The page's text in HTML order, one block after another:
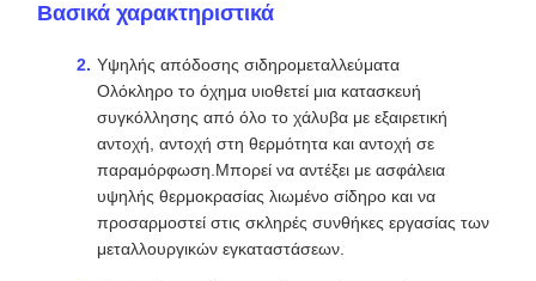
Βασικά χαρακτηριστικά
Υψηλής απόδοσης σιδηρομεταλλεύματα
Ολόκληρο το όχημα υιοθετεί μια κατασκευή
συγκόλλησης από όλο το χάλυβα με εξαιρετική
αντοχή, αντοχή στη θερμότητα και αντοχή σε
παραμόρφωση.Μπορεί να αντέξει με ασφάλεια
υψηλής θερμοκρασίας λιωμένο σίδηρο και να
προσαρμοστεί στις σκληρές συνθήκες εργασίας των
μεταλλουργικών εγκαταστάσεων.